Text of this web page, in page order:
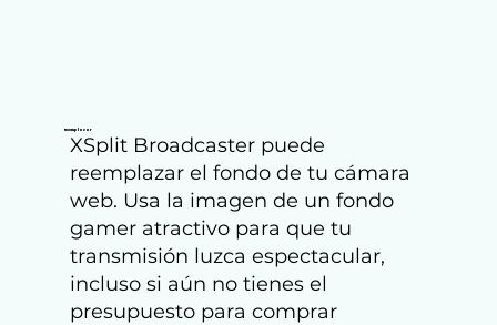
Reemplazar
XSplit Broadcaster puede
reemplazar el fondo de tu cámara
web. Usa la imagen de un fondo
gamer atractivo para que tu
transmisión luzca espectacular,
incluso si aún no tienes el
presupuesto para comprar